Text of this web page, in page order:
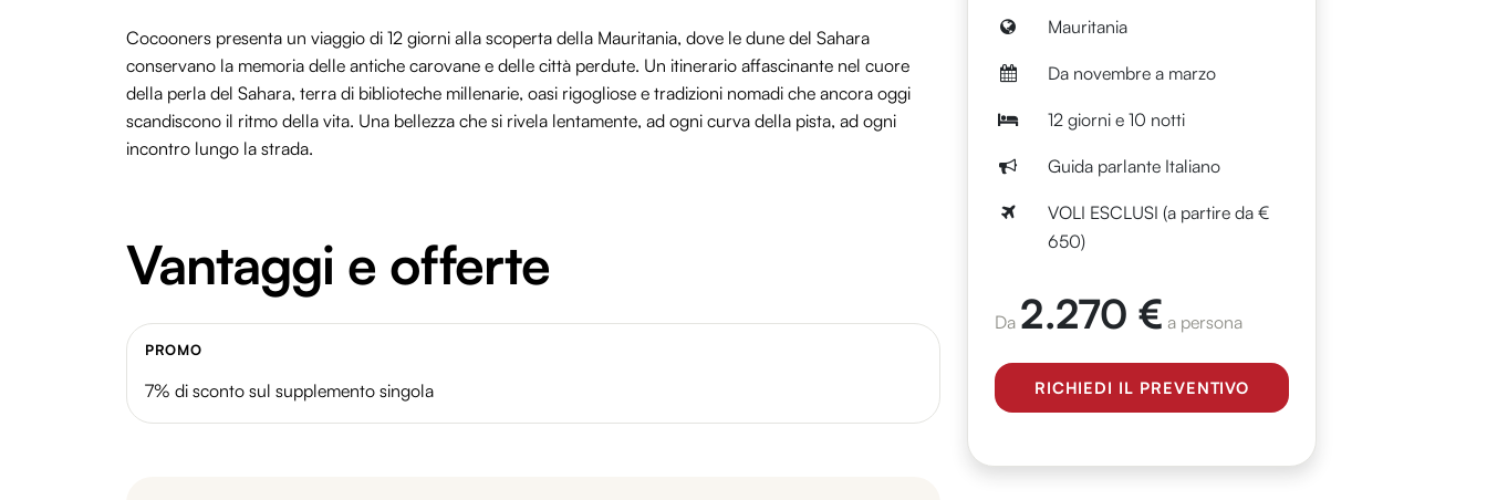
Cocooners presenta un viaggio di 12 giorni alla scoperta della Mauritania, dove le dune del Sahara
conservano la memoria delle antiche carovane e delle città perdute. Un itinerario affascinante nel cuore
della perla del Sahara, terra di biblioteche millenarie, oasi rigogliose e tradizioni nomadi che ancora oggi
scandiscono il ritmo della vita. Una bellezza che si rivela lentamente, ad ogni curva della pista, ad ogni
incontro lungo la strada.
Vantaggi e offerte
PROMO
7% di sconto sul supplemento singola
Mauritania
Da novembre a marzo
12 giorni e 10 notti
Guida parlante Italiano
VOLI ESCLUSI (a partire da €
650)
Da 2.270 € a persona
RICHIEDI IL PREVENTIVO